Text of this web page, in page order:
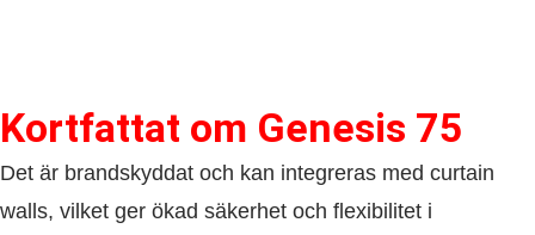
Kortfattat om​ Genesis 75
Det är brandskyddat och kan integreras med curtain
walls, vilket ger ökad säkerhet och flexibilitet i